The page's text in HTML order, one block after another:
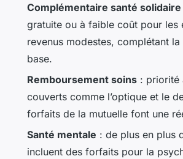
Complémentaire santé solidaire
gratuite ou à faible coût pour les
revenus modestes, complétant
base.
Remboursement soins : priorité
couverts comme l’optique et le
forfaits de la mutuelle font une
Santé mentale : de plus en plus
incluent des forfaits pour la